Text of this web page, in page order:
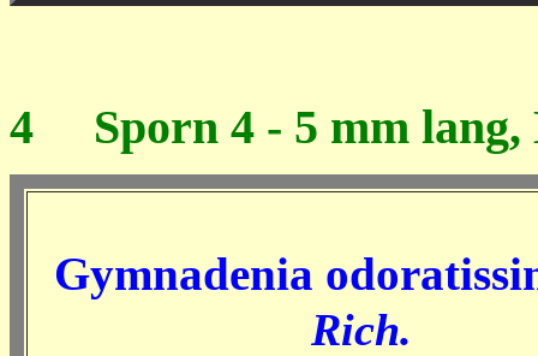
4 Sporn 4 - 5 mm lang,
Gymnadenia
Rich.